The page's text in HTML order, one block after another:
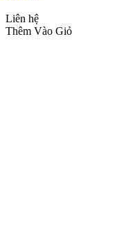
Liên hệ
Thêm Vào Giỏ